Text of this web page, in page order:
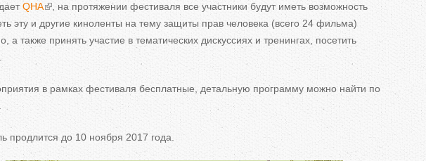
QHA
, на протяжении фестиваля все участники будут иметь возможность
эту и другие киноленты на тему защиты прав человека (всего 24 фильма)
а также принять участие в тематических дискуссиях и тренингах, посетить
в рамках фестиваля бесплатные, детальную программу можно найти по
продлится до 10 ноября 2017 года.